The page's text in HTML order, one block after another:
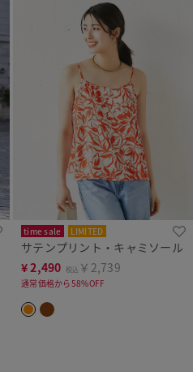
time sale LIMITED
サテンプリント・キャミソール
¥2,490 税込 ￥2,739
通常価格から58%OFF